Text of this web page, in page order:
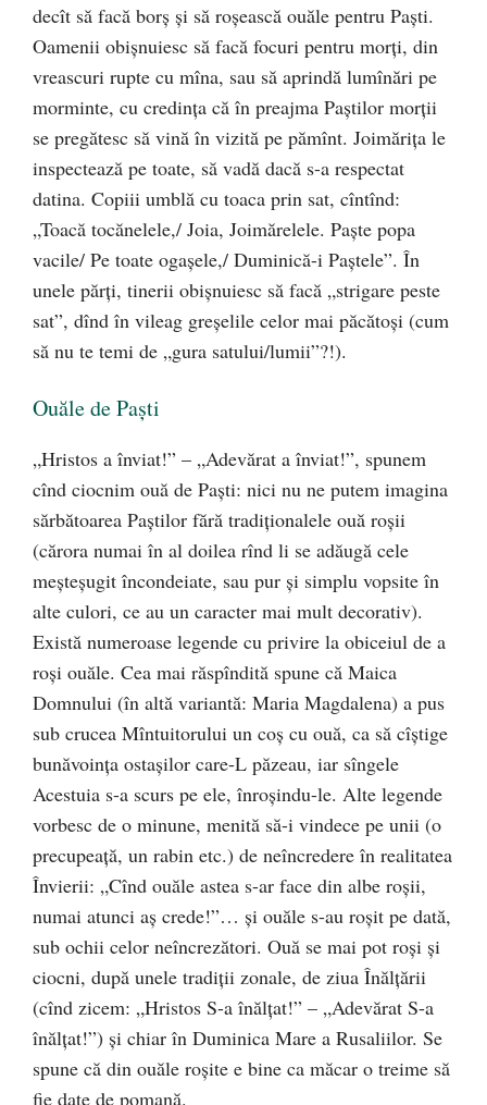
decît să facă borş şi să roşească ouăle pentru Paşti.
Oamenii obişnuiesc să facă focuri pentru morţi, din
vreascuri rupte cu mîna, sau să aprindă lumînări pe
morminte, cu credinţa că în preajma Paştilor morţii
se pregătesc să vină în vizită pe pămînt. Joimăriţa le
inspectează pe toate, să vadă dacă s-a respectat
datina. Copiii umblă cu toaca prin sat, cîntînd:
„Toacă tocănelele,/ Joia, Joimărelele. Paşte popa
vacile/ Pe toate ogaşele,/ Duminică-i Paştele”. În
unele părţi, tinerii obişnuiesc să facă „strigare peste
sat”, dînd în vileag greşelile celor mai păcătoşi (cum
să nu te temi de „gura satului/lumii”?!).
Ouăle de Paşti
„Hristos a înviat!” – „Adevărat a înviat!”, spunem
cînd ciocnim ouă de Paşti: nici nu ne putem imagina
sărbătoarea Paştilor fără tradiţionalele ouă roşii
(cărora numai în al doilea rînd li se adăugă cele
meşteşugit încondeiate, sau pur şi simplu vopsite în
alte culori, ce au un caracter mai mult decorativ).
Există numeroase legende cu privire la obiceiul de a
roşi ouăle. Cea mai răspîndită spune că Maica
Domnului (în altă variantă: Maria Magdalena) a pus
sub crucea Mîntuitorului un coş cu ouă, ca să cîştige
bunăvoinţa ostaşilor care-L păzeau, iar sîngele
Acestuia s-a scurs pe ele, înroşindu-le. Alte legende
vorbesc de o minune, menită să-i vindece pe unii (o
precupeaţă, un rabin etc.) de neîncredere în realitatea
Învierii: „Cînd ouăle astea s-ar face din albe roşii,
numai atunci aş crede!”… şi ouăle s-au roşit pe dată,
sub ochii celor neîncrezători. Ouă se mai pot roşi şi
ciocni, după unele tradiţii zonale, de ziua Înălţării
(cînd zicem: „Hristos S-a înălţat!” – „Adevărat S-a
înălţat!”) şi chiar în Duminica Mare a Rusaliilor. Se
spune că din ouăle roşite e bine ca măcar o treime să
fie date de pomană.